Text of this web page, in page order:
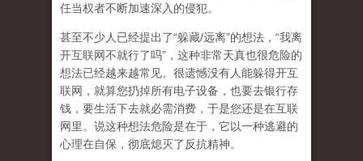
任当权者不断加速深入的侵犯。
甚至不少人已经提出了“躲藏/远离”的想法，“我离
开互联网不就行了吗”，这种非常天真也很危险的
想法已经越来越常见。很遗憾没有人能躲得开互
联网，就算您扔掉所有电子设备，也要去银行存
钱，要生活下去就必需消费，于是您还是在互联
网里。说这种想法危险是在于，它以一种逃避的
心理在自保，彻底熄灭了反抗精神。